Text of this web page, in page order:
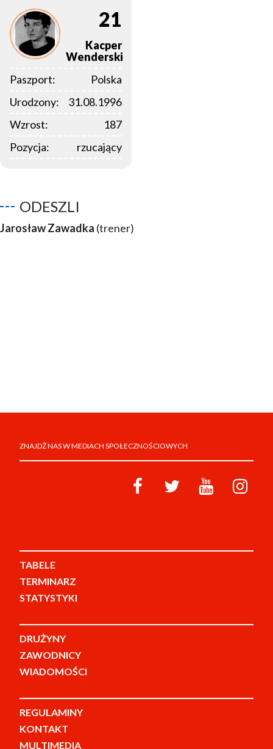
21
Kacper
Wenderski
Paszport:
Polska
Urodzony:
31.08.1996
Wzrost:
187
Pozycja:
rzucający
ODESZLI
Jarosław Zawadka (trener)
ZNAJDŹ NAS W MEDIACH SPOŁECZNOŚCIOWYCH
TABELE
TERMINARZ
STATYSTYKI
DRUŻYNY
ZAWODNICY
WIADOMOŚCI
REGULAMINY
KONTAKT
MULTIMEDIA